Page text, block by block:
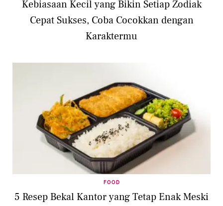
Kebiasaan Kecil yang Bikin Setiap Zodiak
Cepat Sukses, Coba Cocokkan dengan
Karaktermu
FOOD
5 Resep Bekal Kantor yang Tetap Enak Meski